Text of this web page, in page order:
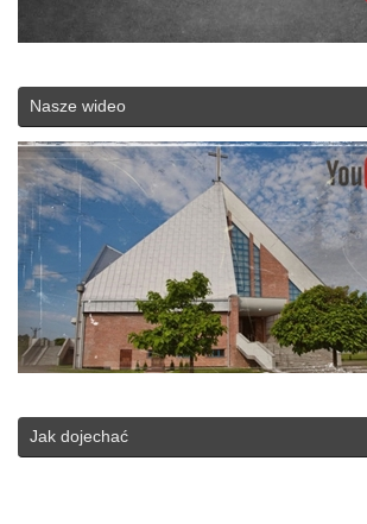
Nasze wideo
Jak dojechać